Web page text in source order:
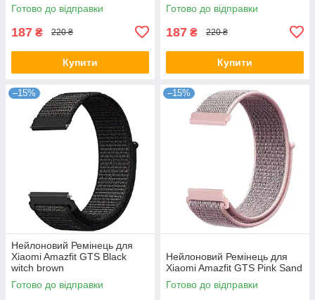
Готово до відправки
187 ₴ 220 ₴
Купити
Готово до відправки
187 ₴ 220 ₴
Купити
–15%
Нейлоновий Ремінець для
Xiaomi Amazfit GTS Black
witch brown
Готово до відправки
–15%
Нейлоновий Ремінець для
Xiaomi Amazfit GTS Pink Sand
Готово до відправки